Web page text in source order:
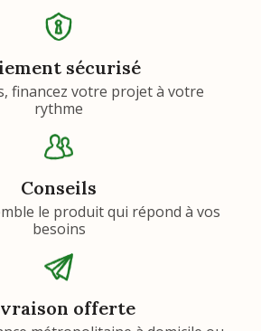
sécurisé
financez votre projet à votre
rythme
Conseils
le produit qui répond à vos
besoins
offerte